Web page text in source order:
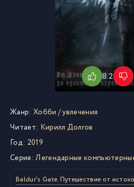
8.2
Жанр: Хобби / увлечения
Читает: Кирилл Долгов
Год: 2019
Серия: Легендарные
Baldur’s Gate. Путешествие от